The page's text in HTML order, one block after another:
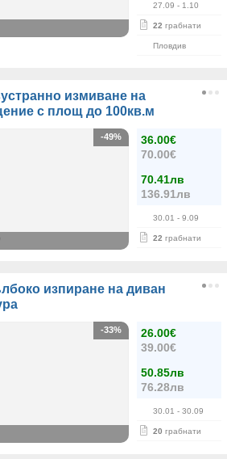
27.09 - 1.10
22 грабнати
Пловдив
измиване на
с площ до 100кв.м
36.00€
70.00€
70.41лв
136.91лв
30.01 - 9.09
22 грабнати
-49%
изпиране на диван
26.00€
39.00€
50.85лв
76.28лв
30.01 - 30.09
20 грабнати
-33%